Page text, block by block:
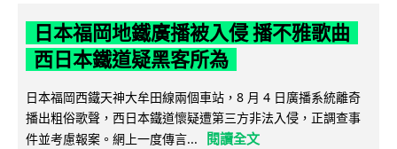
日本福岡地鐵廣播被入侵 播不雅歌曲
西日本鐵道疑黑客所為
日本福岡西鐵天神大牟田線兩個車站，8 月 4 日廣播系統離奇
播出粗俗歌聲，西日本鐵道懷疑遭第三方非法入侵，正調查事
件並考慮報案。網上一度傳言...
閱讀全文